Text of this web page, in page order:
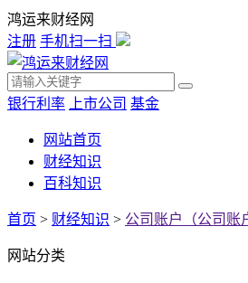
鸿运来财经网
注册 手机扫一扫
银行利率 上市公司 基金
网站首页
财经知识
百科知识
首页 > 财经知识 > 公司账户（公司账
网站分类